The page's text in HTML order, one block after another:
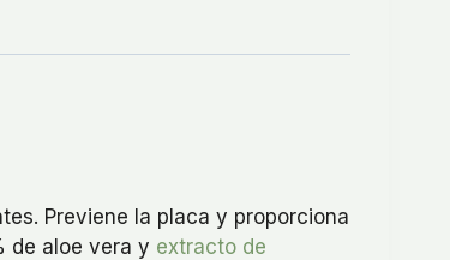
Previene la placa y proporciona
de aloe vera y extracto de